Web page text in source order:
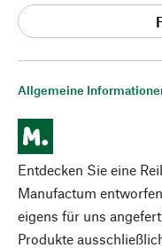
Allgemeine
Entdecken Sie eine
Manufactum
eigens für uns
Produkte